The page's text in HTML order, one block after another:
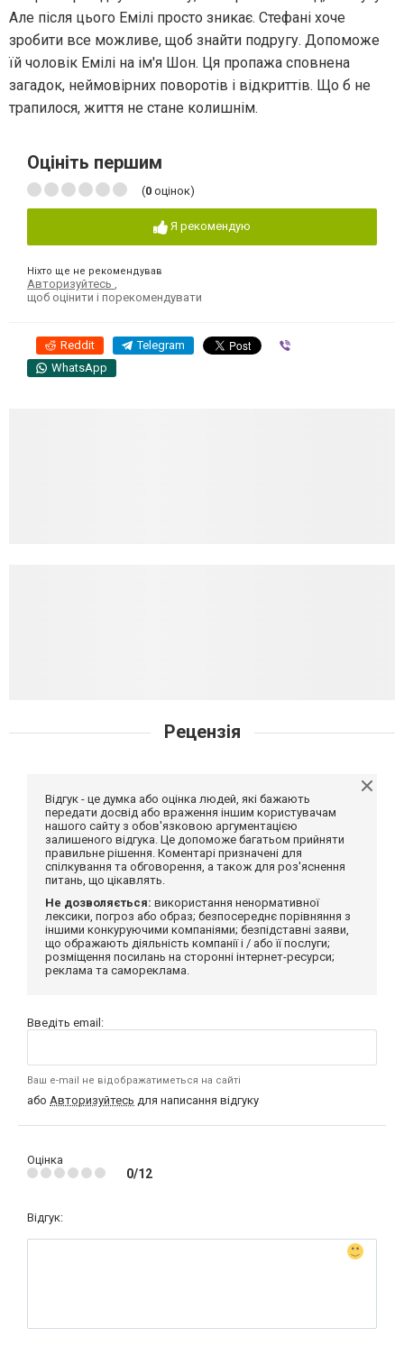
Але після цього Емілі просто зникає. Стефані хоче
зробити все можливе, щоб знайти подругу. Допоможе
їй чоловік Емілі на ім'я Шон. Ця пропажа сповнена
загадок, неймовірних поворотів і відкриттів. Що б не
трапилося, життя не стане колишнім.
Оцініть першим
(0 оцінок)
Я рекомендую
Ніхто ще не рекомендував
Авторизуйтесь
щоб оцінити і порекомендувати
Reddit Telegram
WhatsApp
Рецензія
Відгук - це думка або оцінка людей, які бажають
передати досвід або враження іншим користувачам
нашого сайту з обов'язковою аргументацією
залишеного відгука. Це допоможе багатьом прийняти
правильне рішення. Коментарі призначені для
спілкування та обговорення, а також для роз'яснення
питань, що цікавлять.
Не дозволяється: використання ненормативної
лексики, погроз або образ; безпосереднє порівняння з
іншими конкуруючими компаніями; безпідставні заяви,
що ображають діяльність компанії і / або її послуги;
розміщення посилань на сторонні інтернет-ресурси;
реклама та самореклама.
Введіть email:
Ваш e-mail не відображатиметься на сайті
або Авторизуйтесь для написання відгуку
Оцінка
0/12
Відгук: